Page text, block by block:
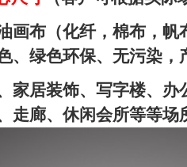
画布（化纤，棉布，
、绿色环保、无污染，
家居装饰、写字楼、
走廊、休闲会所等等场